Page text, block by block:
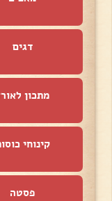
דגים
מתכון
קינוחי
פסטה